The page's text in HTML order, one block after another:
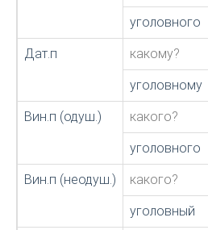
уголовного
Дат.п какому?
уголовному
Вин.п (одуш.) какого?
уголовного
Вин.п (неодуш.) какого?
уголовный